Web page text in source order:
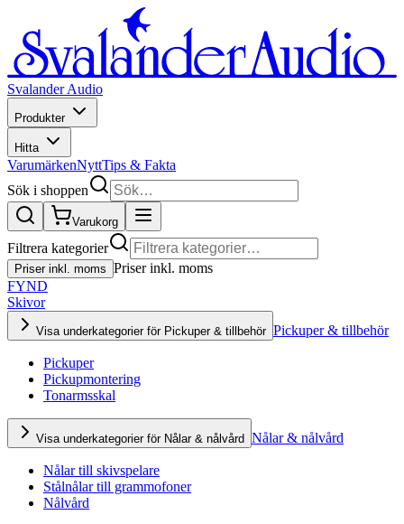
Svalander Audio
Produkter
Hitta
VarumärkenNyttTips & Fakta
Sök i shoppen
Varukorg
Filtrera kategorier
Priser inkl. moms Priser inkl. moms
FYND
Skivor
Visa underkategorier för Pickuper & tillbehör Pickuper & tillbehör
Pickuper
Pickupmontering
Tonarmsskal
Visa underkategorier för Nålar & nålvård Nålar & nålvård
Nålar till skivspelare
Stålnålar till grammofoner
Nålvård